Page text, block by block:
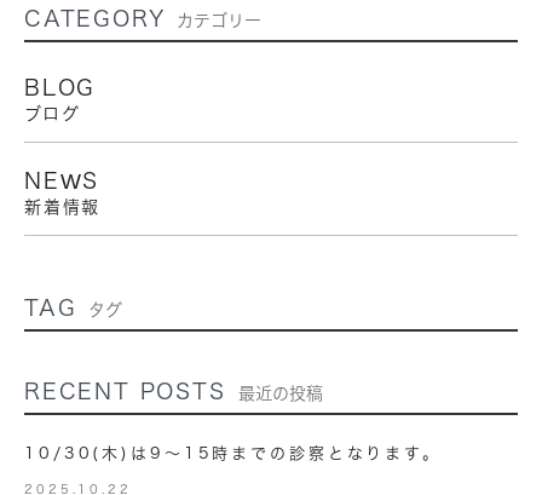
CATEGORY カテゴリー
BLOG
ブログ
NEWS
新着情報
TAG タグ
RECENT POSTS 最近の投稿
10/30(木)は9～15時までの診察となります。
2025.10.22